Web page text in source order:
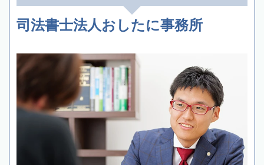
司法書士法人おしたに事務所